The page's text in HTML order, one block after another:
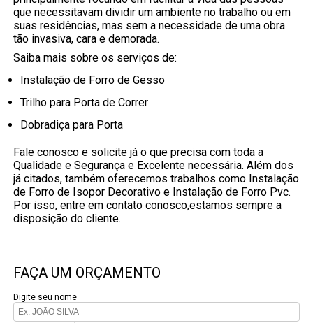
que necessitavam dividir um ambiente no trabalho ou em
suas residências, mas sem a necessidade de uma obra
tão invasiva, cara e demorada.
Saiba mais sobre os serviços de:
Instalação de Forro de Gesso
Trilho para Porta de Correr
Dobradiça para Porta
Fale conosco e solicite já o que precisa com toda a
Qualidade e Segurança e Excelente necessária. Além dos
já citados, também oferecemos trabalhos como Instalação
de Forro de Isopor Decorativo e Instalação de Forro Pvc.
Por isso, entre em contato conosco,estamos sempre a
disposição do cliente.
FAÇA UM ORÇAMENTO
Digite seu nome